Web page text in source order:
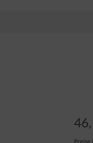
Preise